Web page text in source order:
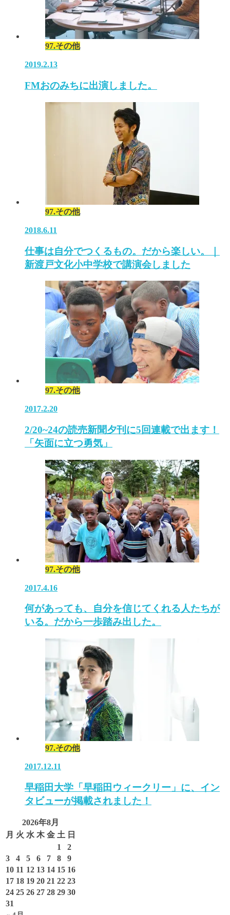
97.その他
2019.2.13
FMおのみちに出演しました。
97.その他
2018.6.11
仕事は自分でつくるもの。だから楽しい。｜
新渡戸文化小中学校で講演会しました
97.その他
2017.2.20
2/20~24の読売新聞夕刊に5回連載で出ます！
「矢面に立つ勇気」
97.その他
2017.4.16
何があっても、自分を信じてくれる人たちが
いる。だから一歩踏み出した。
97.その他
2017.12.11
早稲田大学「早稲田ウィークリー」に、イン
タビューが掲載されました！
2026年8月
月 火 水 木 金 土 日
1
2
3
4 5 6 7 8
9
10 11 12 13 14 15 16
17 18 19 20 21 22 23
24 25 26 27 28 29 30
31